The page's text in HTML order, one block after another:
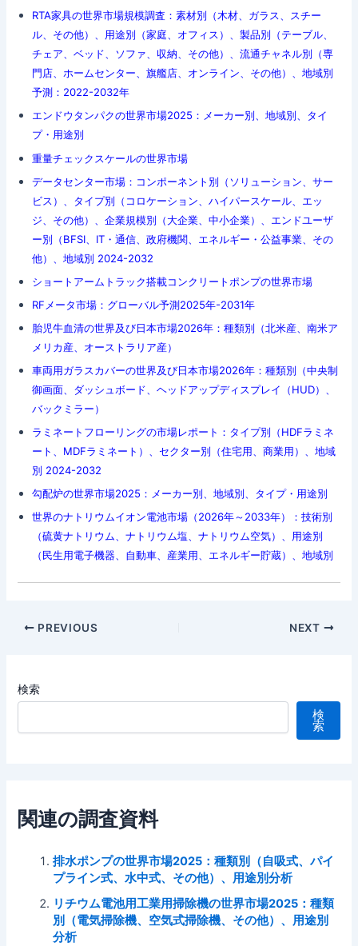
RTA家具の世界市場規模調査：素材別（木材、ガラス、スチー
ル、その他）、用途別（家庭、オフィス）、製品別（テーブル、
チェア、ベッド、ソファ、収納、その他）、流通チャネル別（専
門店、ホームセンター、旗艦店、オンライン、その他）、地域別
予測：2022-2032年
エンドウタンパクの世界市場2025：メーカー別、地域別、タイ
プ・用途別
重量チェックスケールの世界市場
データセンター市場：コンポーネント別（ソリューション、サー
ビス）、タイプ別（コロケーション、ハイパースケール、エッ
ジ、その他）、企業規模別（大企業、中小企業）、エンドユーザ
ー別（BFSI、IT・通信、政府機関、エネルギー・公益事業、その
他）、地域別 2024-2032
ショートアームトラック搭載コンクリートポンプの世界市場
RFメータ市場：グローバル予測2025年-2031年
胎児牛血清の世界及び日本市場2026年：種類別（北米産、南米ア
メリカ産、オーストラリア産）
車両用ガラスカバーの世界及び日本市場2026年：種類別（中央制
御画面、ダッシュボード、ヘッドアップディスプレイ（HUD）、
バックミラー）
ラミネートフローリングの市場レポート：タイプ別（HDFラミネ
ート、MDFラミネート）、セクター別（住宅用、商業用）、地域
別 2024-2032
勾配炉の世界市場2025：メーカー別、地域別、タイプ・用途別
世界のナトリウムイオン電池市場（2026年～2033年）：技術別
（硫黄ナトリウム、ナトリウム塩、ナトリウム空気）、用途別
（民生用電子機器、自動車、産業用、エネルギー貯蔵）、地域別
Post
PREVIOUS NEXT
検索
検
索
関連の調査資料
排水ポンプの世界市場2025：種類別（自吸式、パイ
プライン式、水中式、その他）、用途別分析
リチウム電池用工業用掃除機の世界市場2025：種類
別（電気掃除機、空気式掃除機、その他）、用途別
分析